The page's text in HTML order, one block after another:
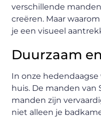
verschillende
creëren. Maar
je een visueel
Duurzaam
In onze
huis. De manden van
manden zijn
niet alleen je